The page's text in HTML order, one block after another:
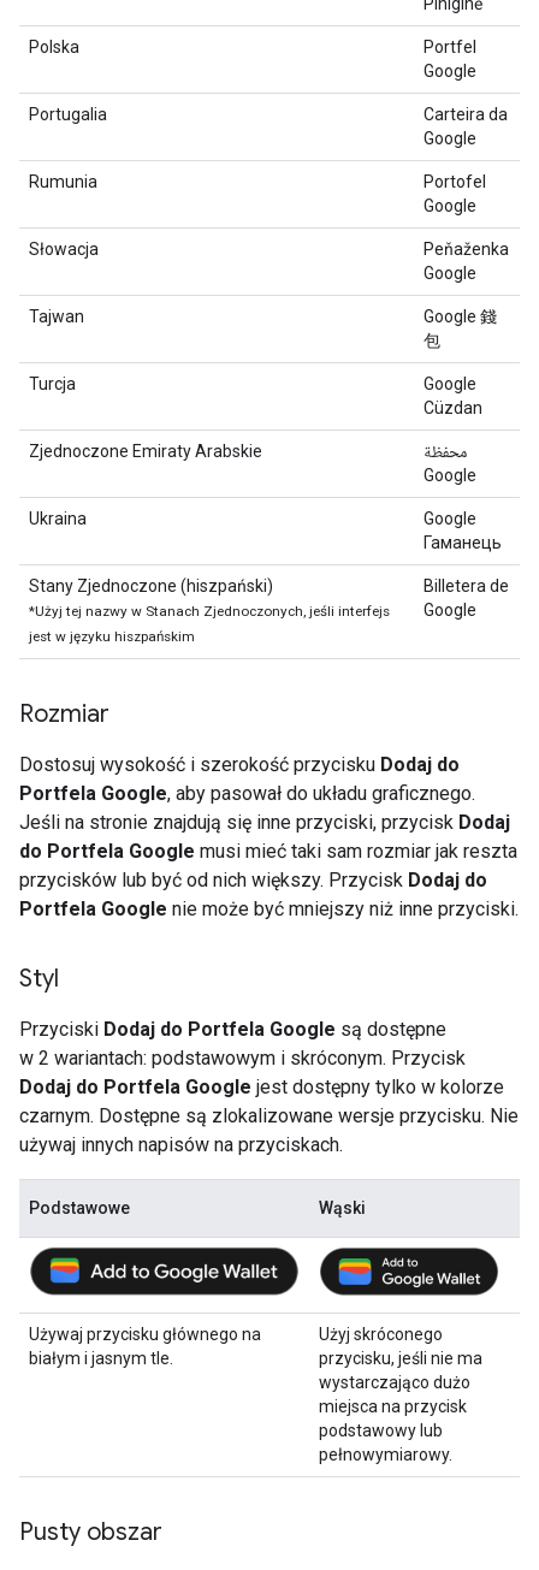
Polska
Portfel
Google
Portugalia
Carteira da
Google
Rumunia
Portofel
Google
Słowacja
Peňaženka
Google
Tajwan
Google 錢
包
Turcja
Google
Cüzdan
Zjednoczone Emiraty Arabskie
محفظة
Google
Ukraina
Google
Гаманець
Stany Zjednoczone (hiszpański)
*Użyj tej nazwy w Stanach Zjednoczonych, jeśli interfejs
jest w języku hiszpańskim
Billetera de
Google
Rozmiar
Dostosuj wysokość i szerokość przycisku Dodaj do
Portfela Google, aby pasował do układu graficznego.
Jeśli na stronie znajdują się inne przyciski, przycisk Dodaj
do Portfela Google musi mieć taki sam rozmiar jak reszta
przycisków lub być od nich większy. Przycisk Dodaj do
Portfela Google nie może być mniejszy niż inne przyciski.
Styl
Przyciski Dodaj do Portfela Google są dostępne
w 2 wariantach: podstawowym i skróconym. Przycisk
Dodaj do Portfela Google jest dostępny tylko w kolorze
czarnym. Dostępne są zlokalizowane wersje przycisku. Nie
używaj innych napisów na przyciskach.
Podstawowe Wąski
Używaj przycisku głównego na
białym i jasnym tle.
Użyj skróconego
przycisku, jeśli nie ma
wystarczająco dużo
miejsca na przycisk
podstawowy lub
pełnowymiarowy.
Pusty obszar